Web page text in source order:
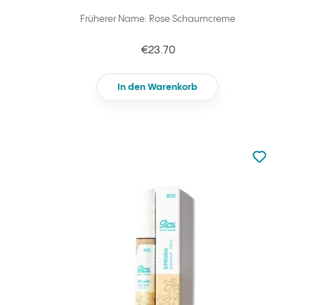
Früherer Name: Rose Schaumcreme
€23.70
In den Warenkorb
zu den
zu Ihren